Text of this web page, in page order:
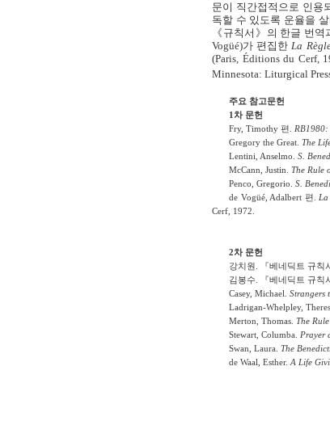
문이 직간접적으로 인용
독할 수 있도록 운율을
《규칙서》의 한글 번
Vogüé)가 편집한La
(Paris, Éditions du Cerf,
Minnesota: Liturgical
주요 참고문헌
1 차 문헌
Fry, Timothy편
Gregory the Great.The
Lentini, Anselmo.S.
McCann, Justin.The Rule
Penco, Gregorio.S.
de Vogüé, Adalbert 편
Cerf, 1972.
2차 문헌
강치원
『베네딕트 규
김봉수
『베네딕트 규
Casey, Michael.Strangers
Ladrigan-Whelpley,
Merton, Thomas.The
Stewart, Columba. Prayer
Swan, Laura.The
de Waal, Esther.A Life